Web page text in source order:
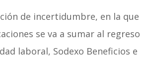
de incertidumbre, en la que
se va a sumar al regreso
laboral, Sodexo Beneficios e